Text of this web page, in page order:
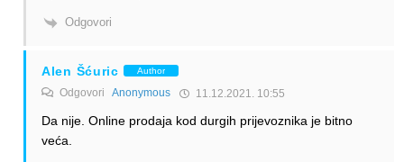
Odgovori
Alen Šćuric Author
Odgovori Anonymous 11.12.2021. 10:55
Da nije. Online prodaja kod durgih prijevoznika je bitno
veća.